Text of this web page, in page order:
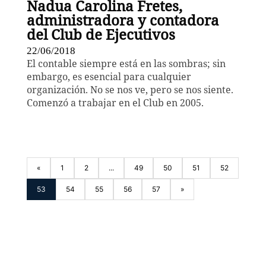
Nadua Carolina Fretes,
administradora y contadora
del Club de Ejecutivos
22/06/2018
El contable siempre está en las sombras; sin
embargo, es esencial para cualquier
organización. No se nos ve, pero se nos siente.
Comenzó a trabajar en el Club en 2005.
« 1 2 ... 49 50 51 52
53 54 55 56 57 »